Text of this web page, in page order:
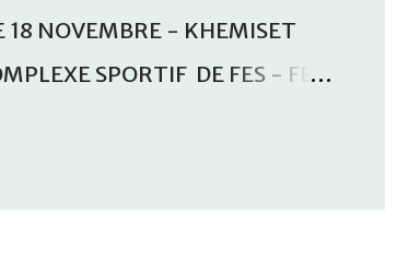
NOVEMBRE - KHEMISET
SPORTIF DE FES - FES